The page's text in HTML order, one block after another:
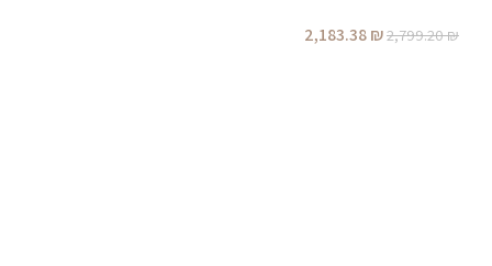
2,799.20₪
2,183.38₪